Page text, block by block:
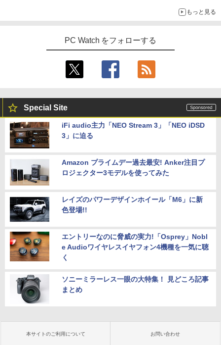
もっと見る
PC Watch をフォローする
Special Site
iFi audio主力「NEO Stream 3」「NEO iDSD
3」に迫る
Amazon プライムデー過去最安! Anker注目プ
ロジェクター3モデルを使ってみた
レイズのパワーデザインホイール「M6」に新
色登場!!
エントリーなのに脅威の実力!「Osprey」Nobl
e Audioワイヤレスイヤフォン4機種を一気に聴
く
ソニーミラーレス一眼の大特集！ 見どころ記事
まとめ
本サイトのご利用について お問い合わせ